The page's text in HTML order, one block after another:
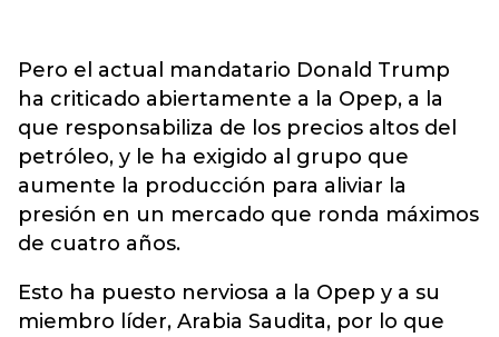
Pero el actual mandatario Donald Trump
ha criticado abiertamente a la Opep, a la
que responsabiliza de los precios altos del
petróleo, y le ha exigido al grupo que
aumente la producción para aliviar la
presión en un mercado que ronda máximos
de cuatro años.
Esto ha puesto nerviosa a la Opep y a su
miembro líder, Arabia Saudita, por lo que